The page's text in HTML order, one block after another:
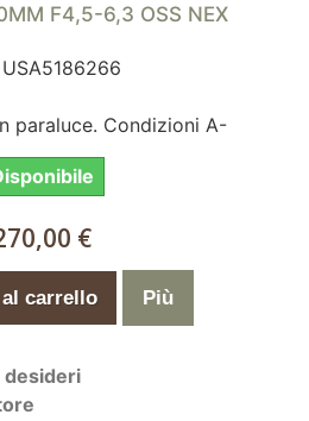
F4,5-6,3 OSS NEX
USA5186266
paraluce. Condizioni A-
€
carrello Più
desideri